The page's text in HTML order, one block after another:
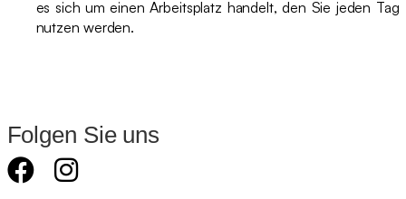
es sich um einen Arbeitsplatz handelt, den Sie jeden Tag
nutzen werden.
Folgen Sie uns